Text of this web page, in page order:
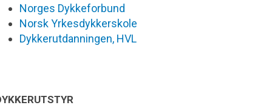
Norges Dykkeforbund
Norsk Yrkesdykkerskole
Dykkerutdanningen, HVL